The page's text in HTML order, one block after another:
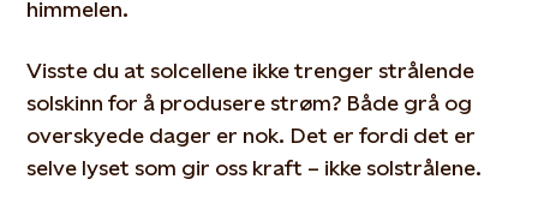
himmelen.
Visste du at solcellene ikke trenger strålende
solskinn for å produsere strøm? Både grå og
overskyede dager er nok. Det er fordi det er
selve lyset som gir oss kraft – ikke solstrålene.